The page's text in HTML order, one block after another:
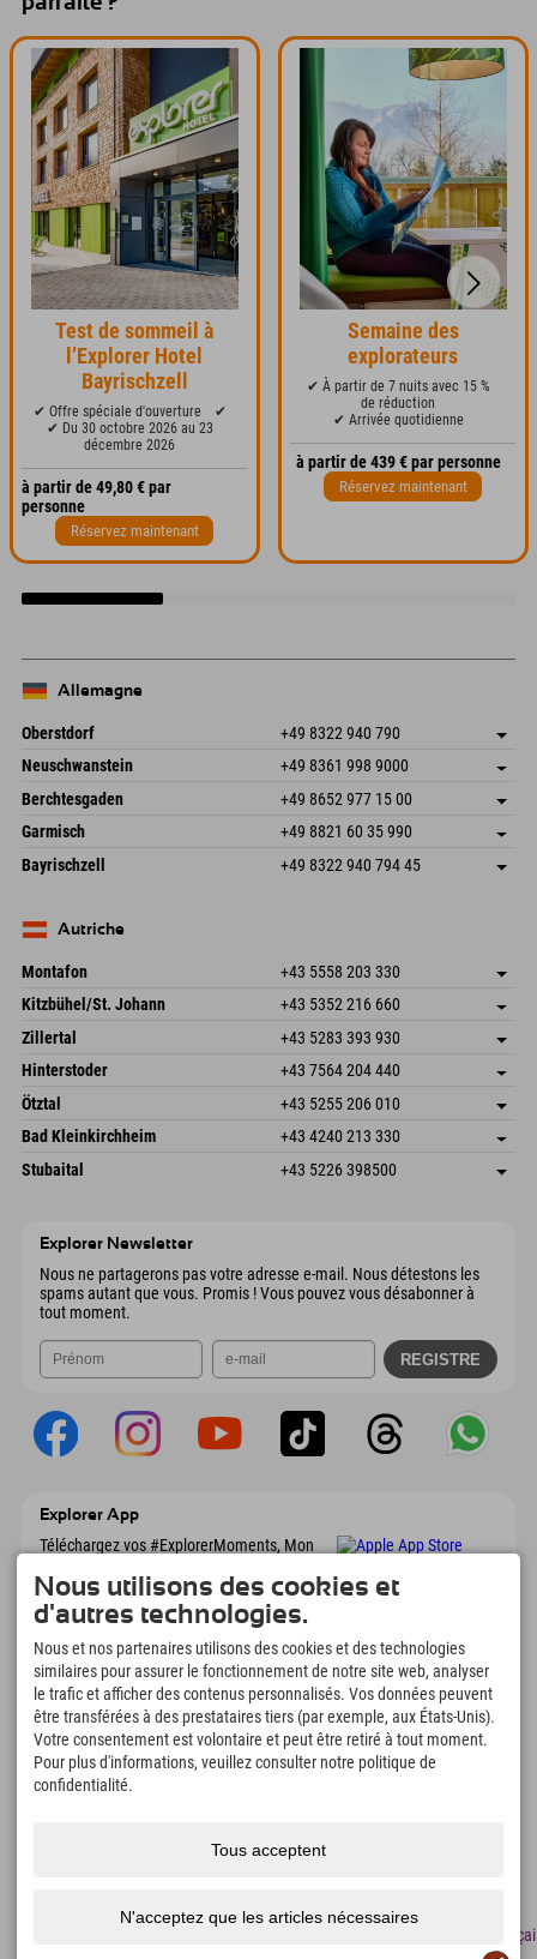
Nesselwang.
Test de sommeil à
l’Explorer Hotel
Bayrischzell
✔ Offre spéciale d'ouverture
✔
✔ Du 30 octobre 2026 au 23
décembre 2026
à partir de 49,80 € par
personne
Réservez maintenant
Semaine des
explorateurs
✔ À partir de 7 nuits avec 15 %
de réduction
✔ Arrivée quotidienne
à partir de 439 € par personne
Réservez maintenant
Allemagne
Oberstdorf +49 8322 940 790
An der Breitach 3
Allemagne
Enregistrer l'adresse
Réservation
Neuschwanstein +49 8361 998 9000
An der Riese 45
87484 Nesselwang im Allgäu
Allemagne
Enregistrer l'adresse
Informations d'arrivée
Réservation
Berchtesgaden +49 8652 977 15 00
Hofreitstr. 7
Allemagne
Enregistrer l'adresse
Réservation
Garmisch +49 8821 60 35 990
Frickenstraße 22
82490 Farchant
Enregistrer l'adresse
Informations d'arrivée
Bayrischzell +49 8322 940 794 45
Allemagne
Autriche
Montafon +43 5558 203 330
Dorfstr. 127b
6793 Gaschurn/Montafon
Autriche
Enregistrer l'adresse
Réservation
Kitzbühel/St. Johann +43 5352 216 660
Speckbacherstraße 87
6380 St. Johann in Tirol
Autriche
Enregistrer l'adresse
Informations d'arrivée
Réservation
Zillertal +43 5283 393 930
Schmiedau 2
Autriche
Enregistrer l'adresse
Réservation
Hinterstoder +43 7564 204 440
Freizeitpark 10
4573 Hinterstoder
Autriche
Enregistrer l'adresse
Informations d'arrivée
Réservation
Ötztal +43 5255 206 010
Gscheat 14
Autriche
Enregistrer l'adresse
Réservation
Bad Kleinkirchheim +43 4240 213 330
Dorfstraße 24
9546 Bad Kleinkirchheim
Enregistrer l'adresse
Informations d'arrivée
Stubaital +43 5226 398500
Explorer Newsletter
Nous ne partagerons pas votre adresse e-mail. Nous détestons les
spams autant que vous. Promis ! Vous pouvez vous désabonner à
tout moment.
Explorer App
Téléchargez vos #ExplorerMoments, Mon
réservations, liste de choses à faire, aperçu
des restaurants et bien plus encore.
Téléchargez-le maintenant !
L'heure des moments d'exploration
166
Lacs de montagne et
piscines d'aventure
4.634km
Pistes de ski et de
snowboard
8.991
Nous utilisons des cookies et
d'autres technologies.
Nous et nos partenaires utilisons des cookies et des technologies
similaires pour assurer le fonctionnement de notre site web, analyser
le trafic et afficher des contenus personnalisés. Vos données peuvent
être transférées à des prestataires tiers (par exemple, aux États-Unis).
Votre consentement est volontaire et peut être retiré à tout moment.
Pour plus d'informations, veuillez consulter notre politique de
confidentialité.
Tous acceptent
N'acceptez que les articles nécessaires